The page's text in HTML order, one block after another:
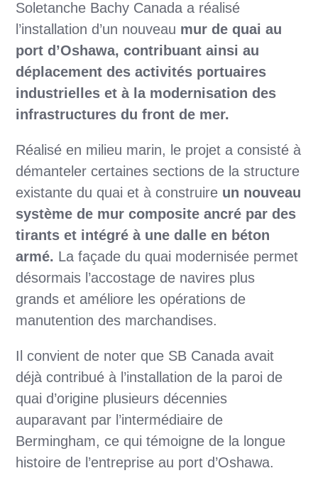
Soletanche Bachy Canada a réalisé
l’installation d’un nouveau mur de quai au
port d’Oshawa, contribuant ainsi au
déplacement des activités portuaires
industrielles et à la modernisation des
infrastructures du front de mer.
Réalisé en milieu marin, le projet a consisté à
démanteler certaines sections de la structure
existante du quai et à construire un nouveau
système de mur composite ancré par des
tirants et intégré à une dalle en béton
armé. La façade du quai modernisée permet
désormais l’accostage de navires plus
grands et améliore les opérations de
manutention des marchandises.
Il convient de noter que SB Canada avait
déjà contribué à l’installation de la paroi de
quai d’origine plusieurs décennies
auparavant par l’intermédiaire de
Bermingham, ce qui témoigne de la longue
histoire de l’entreprise au port d’Oshawa.